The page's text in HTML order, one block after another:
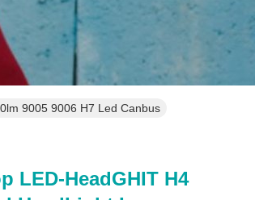
9005 9006 H7 Led Canbus
LED-HeadGHIT H4